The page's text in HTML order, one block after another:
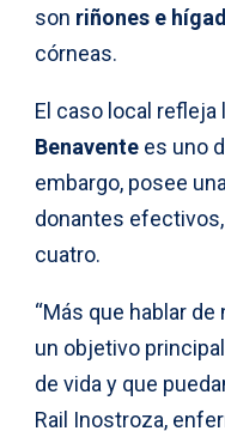
son riñones e
córneas.
El caso local refleja
Benavente es uno
embargo, posee
donantes
cuatro.
“Más que hablar
un objetivo
de vida y que
Rail Inostroza,